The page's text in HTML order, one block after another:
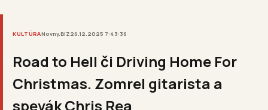
KULTÚRANovny.BIZ26.12.2025 7:43:36
Road to Hell či Driving Home For
Christmas. Zomrel gitarista a
spevák Chris Rea